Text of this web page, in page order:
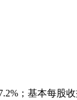
；基本每股收